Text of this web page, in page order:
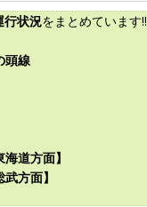
行状況をまとめています!!
頭線
道方面】
方面】